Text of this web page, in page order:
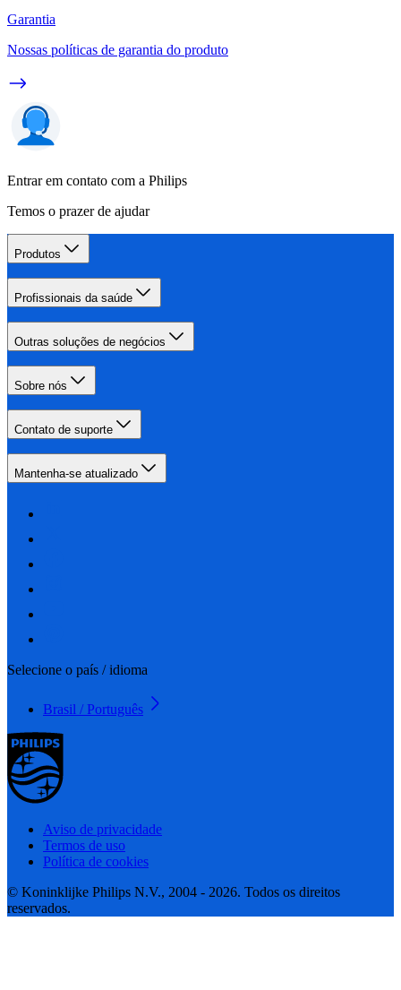
Garantia
Nossas políticas de garantia do produto
Entrar em contato com a Philips
Temos o prazer de ajudar
Produtos
Profissionais da saúde
Outras soluções de negócios
Sobre nós
Contato de suporte
Mantenha-se atualizado
Selecione o país / idioma
Brasil / Português
Aviso de privacidade
Termos de uso
Política de cookies
© Koninklijke Philips N.V., 2004 - 2026. Todos os direitos
reservados.